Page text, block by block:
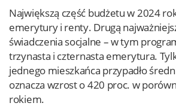
Największą część budżetu w 2024
emerytury i renty. Drugą
świadczenia socjalne – w tym
trzynasta i czternasta emerytura.
jednego mieszkańca przypadło
oznacza wzrost o 420 proc. w
rokiem.